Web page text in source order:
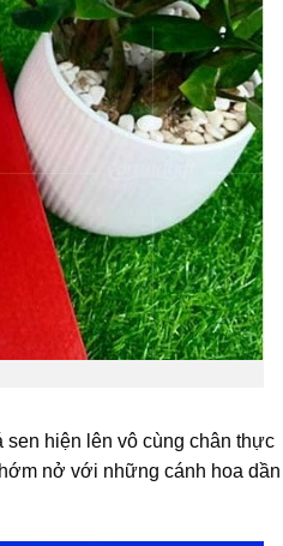
hiện lên vô cùng chân thực
nở với những cánh hoa dần